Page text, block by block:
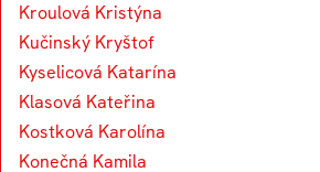
Kroulová Kristýna
Kučinský Kryštof
Kyselicová Katarína
Klasová Kateřina
Kostková Karolína
Konečná Kamila